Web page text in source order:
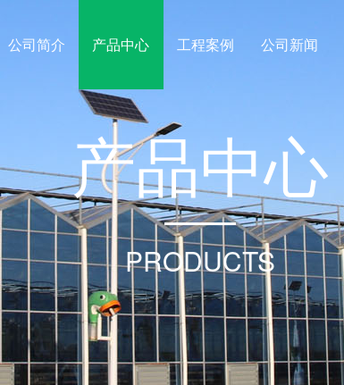
公司简介 产品中心 工程案例 公司新闻
产品中心
PRODUCTS